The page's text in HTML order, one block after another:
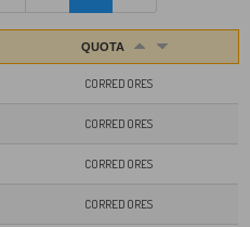
QUOTA
CORREDORES
CORREDORES
CORREDORES
CORREDORES